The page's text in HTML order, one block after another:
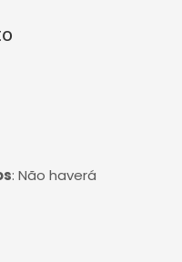
: Não haverá